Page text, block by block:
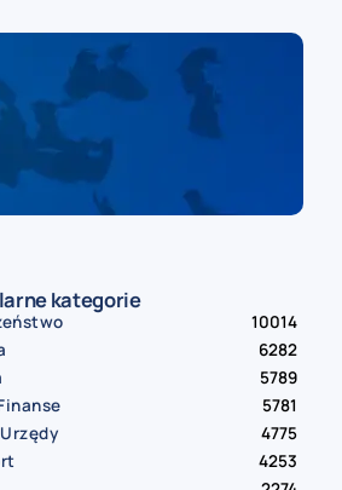
kategorie
10014
6282
5789
5781
4775
4253